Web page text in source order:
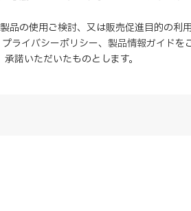
の使用ご検討、又は販売促進目的の利用
プライバシーポリシー、 製品情報ガイドを
承諾いただいたものとします。